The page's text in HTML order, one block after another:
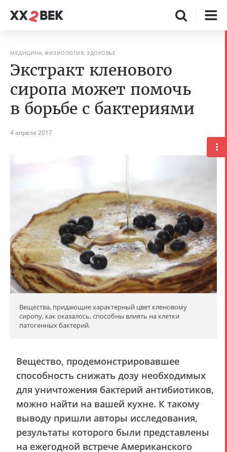
МЕДИЦИНА, ФИЗИОЛОГИЯ, ЗДОРОВЬЕ
Экстракт кленового
сиропа может помочь
в борьбе с бактериями
4 апреля 2017
Вещества, придающие характерный цвет кленовому
сиропу, как оказалось, способны влиять на клетки
патогенных бактерий.
Вещество, продемонстрировавшее
способность снижать дозу необходимых
для уничтожения бактерий антибиотиков,
можно найти на вашей кухне. К такому
выводу пришли авторы исследования,
результаты которого были представлены
на ежегодной встрече Американского